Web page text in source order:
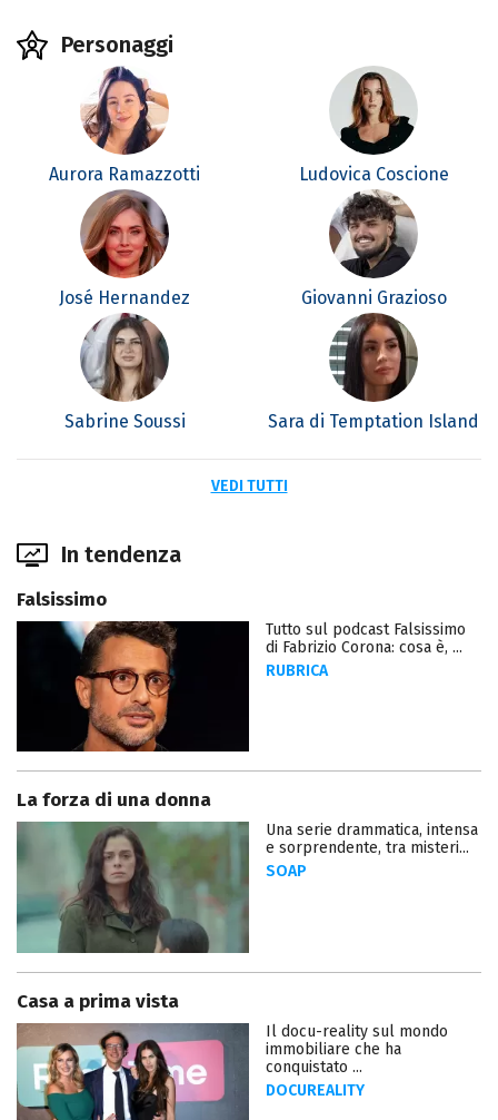
Personaggi
Aurora Ramazzotti Ludovica Coscione
José Hernandez Giovanni Grazioso
Sabrine Soussi Sara di Temptation Island
VEDI TUTTI
In tendenza
Falsissimo
Tutto sul podcast Falsissimo
di Fabrizio Corona: cosa è, ...
RUBRICA
La forza di una donna
Una serie drammatica, intensa
e sorprendente, tra misteri...
SOAP
Casa a prima vista
Il docu-reality sul mondo
immobiliare che ha
conquistato ...
DOCUREALITY